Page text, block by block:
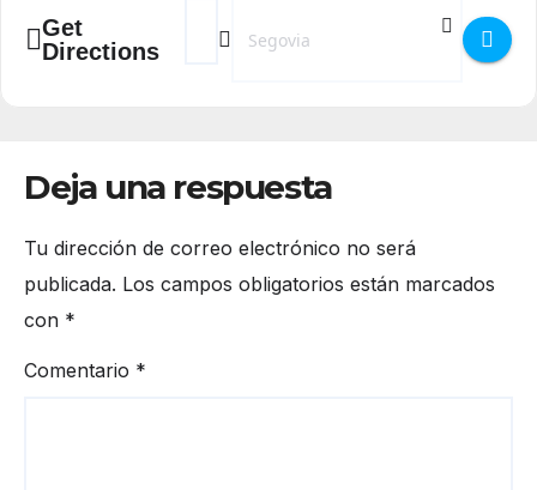
Get
Directions
Address - XVII Circuito Provincial de
Destination Address - XVII Circuito
Deja una respuesta
Tu dirección de correo electrónico no será
publicada. Los campos obligatorios están marcados
con *
Comentario *